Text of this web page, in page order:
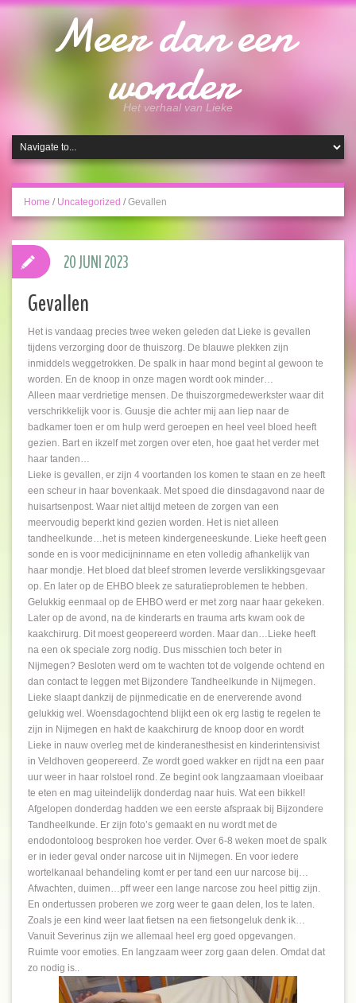
Meer dan een
wonder
Het verhaal van Lieke
Home / Uncategorized / Gevallen
Gevallen
Het is vandaag precies twee weken geleden dat Lieke is gevallen
tijdens verzorging door de thuiszorg. De blauwe plekken zijn
inmiddels weggetrokken. De spalk in haar mond begint al gewoon te
worden. En de knoop in onze magen wordt ook minder…
Alleen maar verdrietige mensen. De thuiszorgmedewerkster waar dit
verschrikkelijk voor is. Guusje die achter mij aan liep naar de
badkamer toen er om hulp werd geroepen en heel veel bloed heeft
gezien. Bart en ikzelf met zorgen over eten, hoe gaat het verder met
haar tanden…
Lieke is gevallen, er zijn 4 voortanden los komen te staan en ze heeft
een scheur in haar bovenkaak. Met spoed die dinsdagavond naar de
huisartsenpost. Waar niet altijd meteen de zorgen van een
meervoudig beperkt kind gezien worden. Het is niet alleen
tandheelkunde…het is meteen kindergeneeskunde. Lieke heeft geen
sonde en is voor medicijninname en eten volledig afhankelijk van
haar mondje. Het bloed dat bleef stromen leverde verslikkingsgevaar
op. En later op de EHBO bleek ze saturatieproblemen te hebben.
Gelukkig eenmaal op de EHBO werd er met zorg naar haar gekeken.
Later op de avond, na de kinderarts en trauma arts kwam ook de
kaakchirurg. Dit moest geopereerd worden. Maar dan…Lieke heeft
na een ok speciale zorg nodig. Dus misschien toch beter in
Nijmegen? Besloten werd om te wachten tot de volgende ochtend en
dan contact te leggen met Bijzondere Tandheelkunde in Nijmegen.
Lieke slaapt dankzij de pijnmedicatie en de enerverende avond
gelukkig wel. Woensdagochtend blijkt een ok erg lastig te regelen te
zijn in Nijmegen en hakt de kaakchirurg de knoop door en wordt
Lieke in nauw overleg met de kinderanesthesist en kinderintensivist
in Veldhoven geopereerd. Ze wordt goed wakker en rijdt na een paar
uur weer in haar rolstoel rond. Ze begint ook langzaamaan vloeibaar
te eten en mag uiteindelijk donderdag naar huis. Wat een bikkel!
Afgelopen donderdag hadden we een eerste afspraak bij Bijzondere
Tandheelkunde. Er zijn foto’s gemaakt en nu wordt met de
endodontoloog besproken hoe verder. Over 6-8 weken moet de spalk
er in ieder geval onder narcose uit in Nijmegen. En voor iedere
wortelkanaal behandeling komt er per tand een uur narcose bij…
Afwachten, duimen…pff weer een lange narcose zou heel pittig zijn.
En ondertussen proberen we zorg weer te gaan delen, los te laten.
Zoals je een kind weer laat fietsen na een fietsongeluk denk ik…
Vanuit Severinus zijn we allemaal heel erg goed opgevangen.
Ruimte voor emoties. En langzaam weer zorg gaan delen. Omdat dat
zo nodig is..
20 JUNI 2023